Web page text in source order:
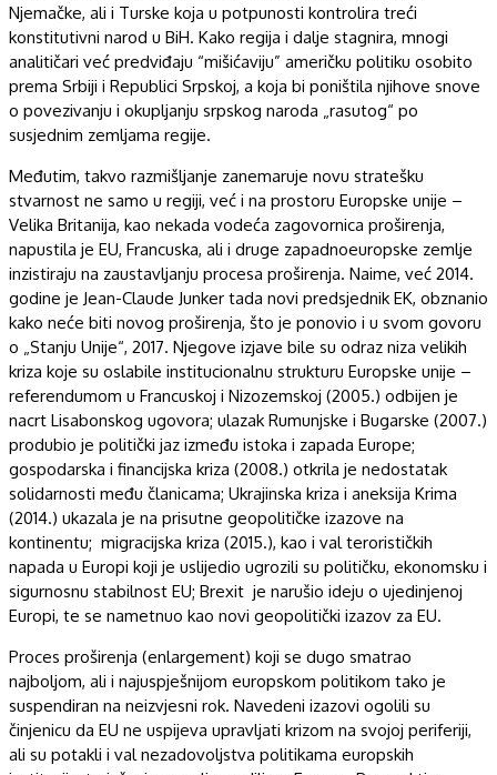
Njemačke, ali i Turske koja u potpunosti kontrolira treći
konstitutivni narod u BiH. Kako regija i dalje stagnira, mnogi
analitičari već predviđaju “mišićaviju” američku politiku osobito
prema Srbiji i Republici Srpskoj, a koja bi poništila njihove snove
o povezivanju i okupljanju srpskog naroda „rasutog“ po
susjednim zemljama regije.
Međutim, takvo razmišljanje zanemaruje novu stratešku
stvarnost ne samo u regiji, već i na prostoru Europske unije –
Velika Britanija, kao nekada vodeća zagovornica proširenja,
napustila je EU, Francuska, ali i druge zapadnoeuropske zemlje
inzistiraju na zaustavljanju procesa proširenja. Naime, već 2014.
godine je Jean-Claude Junker tada novi predsjednik EK, obznanio
kako neće biti novog proširenja, što je ponovio i u svom govoru
o „Stanju Unije“, 2017. Njegove izjave bile su odraz niza velikih
kriza koje su oslabile institucionalnu strukturu Europske unije –
referendumom u Francuskoj i Nizozemskoj (2005.) odbijen je
nacrt Lisabonskog ugovora; ulazak Rumunjske i Bugarske (2007.)
produbio je politički jaz između istoka i zapada Europe;
gospodarska i financijska kriza (2008.) otkrila je nedostatak
solidarnosti među članicama; Ukrajinska kriza i aneksija Krima
(2014.) ukazala je na prisutne geopolitičke izazove na
kontinentu; migracijska kriza (2015.), kao i val terorističkih
napada u Europi koji je uslijedio ugrozili su političku, ekonomsku i
sigurnosnu stabilnost EU; Brexit je narušio ideju o ujedinjenoj
Europi, te se nametnuo kao novi geopolitički izazov za EU.
Proces proširenja (enlargement) koji se dugo smatrao
najboljom, ali i najuspješnijom europskom politikom tako je
suspendiran na neizvjesni rok. Navedeni izazovi ogolili su
činjenicu da EU ne uspijeva upravljati krizom na svojoj periferiji,
ali su potakli i val nezadovoljstva politikama europskih